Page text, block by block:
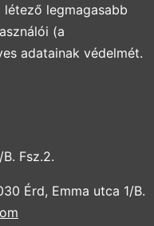
legmagasabb
(a
adatainak védelmét.
Fsz.2.
Érd, Emma utca 1/B.